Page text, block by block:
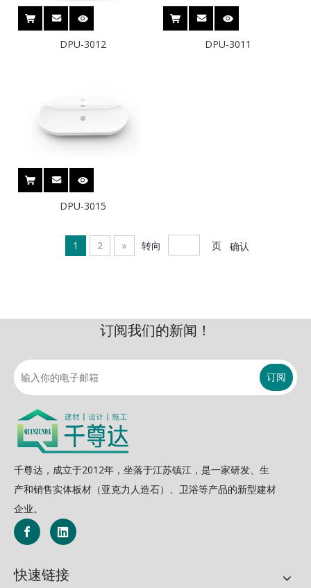
DPU-3012 DPU-3011
DPU-3015
1 2 » 转向 页 确认
订阅我们的新闻！
订阅
千尊达，成立于2012年，坐落于江苏镇江，是一家研发、生
产和销售实体板材（亚克力人造石）、卫浴等产品的新型建材
企业。
快速链接